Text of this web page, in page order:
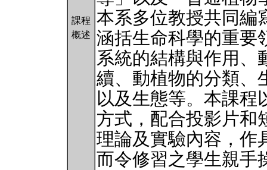
課程
概述
本系多位教授共同編
涵括生命科學的重要
系統的結構與作用、
續、動植物的分類、
以及生態等。本課程
方式，配合投影片和
理論及實驗內容，作
而令修習之學生親手